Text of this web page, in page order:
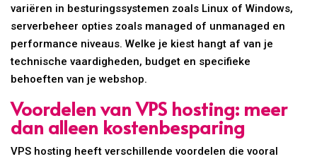
variëren in besturingssystemen zoals Linux of Windows,
serverbeheer opties zoals managed of unmanaged en
performance niveaus. Welke je kiest hangt af van je
technische vaardigheden, budget en specifieke
behoeften van je webshop.
Voordelen van VPS hosting: meer
dan alleen kostenbesparing
VPS hosting heeft verschillende voordelen die vooral